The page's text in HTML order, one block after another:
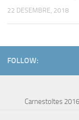
22 DESEMBRE, 2018
FOLLOW:
Carnestoltes